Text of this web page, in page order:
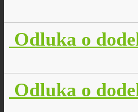
Odluka o
Odluka o